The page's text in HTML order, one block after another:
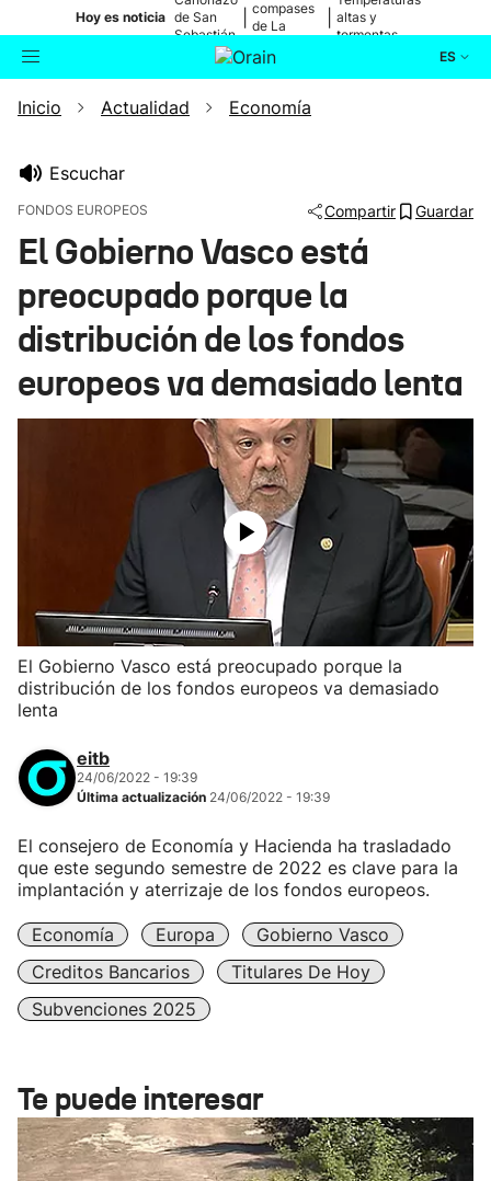
Hoy es noticia de San
Sebastián
compases
de La
altas y
tormentas
ES
Buscador Actualidad
Ikusmiran
Eguraldia
Inicio Actualidad Economía
Escuchar
FONDOS EUROPEOS Compartir Guardar
El Gobierno Vasco está
preocupado porque la
distribución de los fondos
europeos va demasiado lenta
El Gobierno Vasco está preocupado porque la
distribución de los fondos europeos va demasiado
lenta
eitb
24/06/2022 - 19:39
Última actualización 24/06/2022 - 19:39
El consejero de Economía y Hacienda ha trasladado
que este segundo semestre de 2022 es clave para la
implantación y aterrizaje de los fondos europeos.
Economía Europa
Gobierno Vasco
Creditos Bancarios
Titulares De Hoy
Subvenciones 2025
Te puede interesar